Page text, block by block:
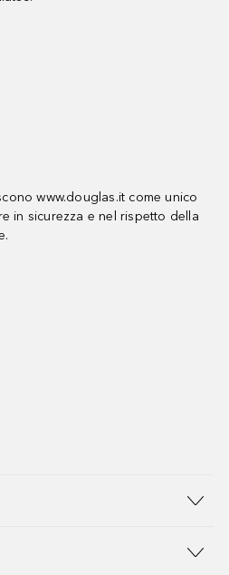
www.douglas.it come unico
in sicurezza e nel rispetto della